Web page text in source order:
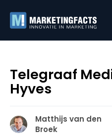
Telegraaf
Hyves
Matthijs van den
Broek